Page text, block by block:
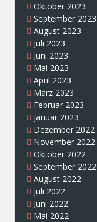
Oktober 2023
September 2023
August 2023
Juli 2023
Juni 2023
Mai 2023
April 2023
März 2023
Februar 2023
Januar 2023
Dezember 2022
November 2022
Oktober 2022
September 2022
August 2022
Juli 2022
Juni 2022
Mai 2022